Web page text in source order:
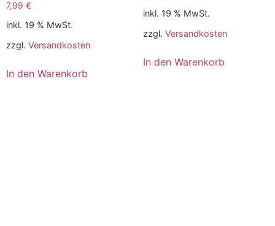
7,99 €
inkl. 19 % MwSt.
zzgl. Versandkosten
In den Warenkorb
inkl. 19 % MwSt.
zzgl. Versandkosten
In den Warenkorb